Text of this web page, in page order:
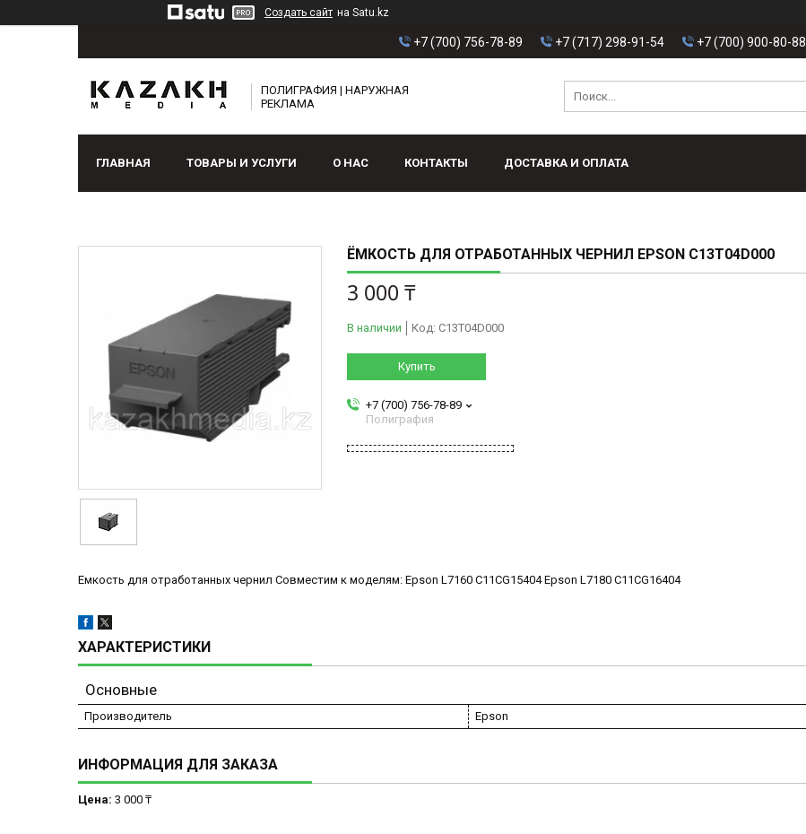
Создать сайт на Satu.kz
+7 (700) 756-78-89 +7 (717) 298-91-54 +7 (700) 900-80-88
ПОЛИГРАФИЯ | НАРУЖНАЯ
РЕКЛАМА
ГЛАВНАЯ ТОВАРЫ И УСЛУГИ О НАС КОНТАКТЫ ДОСТАВКА И ОПЛАТА
ЁМКОСТЬ ДЛЯ ОТРАБОТАННЫХ ЧЕРНИЛ EPSON C13T04D000
3 000 ₸
В наличии Код: C13T04D000
Купить
+7 (700) 756-78-89
Полиграфия
Емкость для отработанных чернил Совместим к моделям: Epson L7160 C11CG15404 Epson L7180 C11CG16404
ХАРАКТЕРИСТИКИ
Основные
Производитель Epson
ИНФОРМАЦИЯ ДЛЯ ЗАКАЗА
Цена: 3 000 ₸